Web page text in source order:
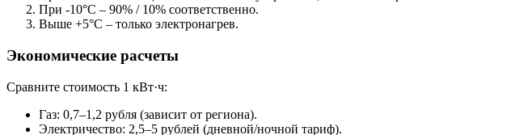
При -10°C – 90% / 10% соответственно.
Выше +5°C – только электронагрев.
Экономические расчеты
Сравните стоимость 1 кВт·ч:
Газ: 0,7–1,2 рубля (зависит от региона).
Электричество: 2,5–5 рублей (дневной/ночной тариф).